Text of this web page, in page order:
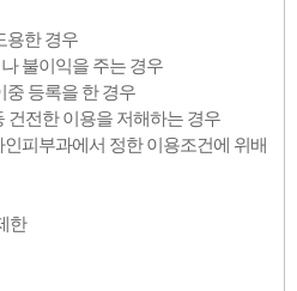
용한 경우
불이익을 주는 경우
중 등록을 한 경우
건전한 이용을 저해하는 경우
피부과에서 정한 이용조건에 위배
한